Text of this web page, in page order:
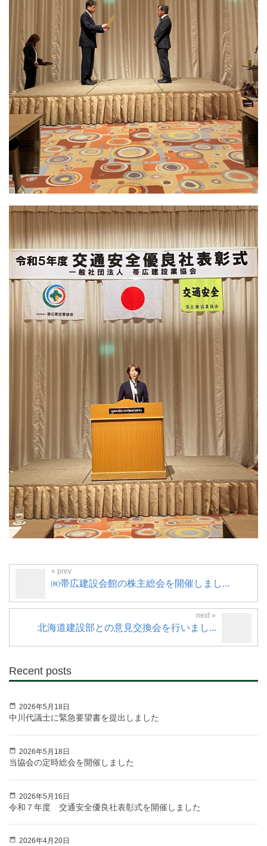
㈱帯広建設会館の株主総会を開催しまし...
北海道建設部との意見交換会を行いまし...
Recent posts
2026年5月18日
中川代議士に緊急要望書を提出しました
2026年5月18日
当協会の定時総会を開催しました
2026年5月16日
令和７年度 交通安全優良社表彰式を開催しました
2026年4月20日